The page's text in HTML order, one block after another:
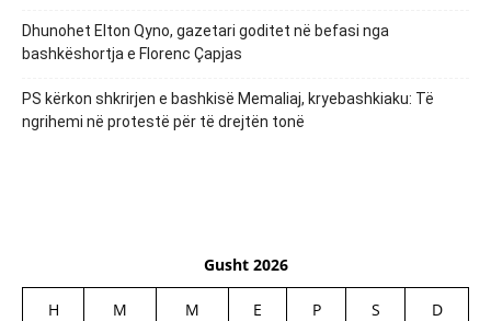
Dhunohet Elton Qyno, gazetari goditet në befasi nga
bashkëshortja e Florenc Çapjas
PS kërkon shkrirjen e bashkisë Memaliaj, kryebashkiaku: Të
ngrihemi në protestë për të drejtën tonë
Gusht 2026
H M M E P S D